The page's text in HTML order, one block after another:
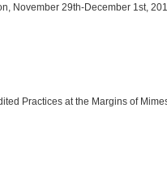
November 29th-December 1st,
Practices at the Margins of